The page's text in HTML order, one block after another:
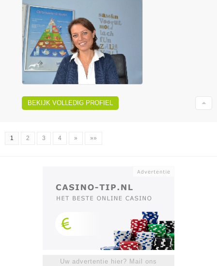
BEKIJK VOLLEDIG PROFIEL
1 2 3 4 » »»
Uw advertentie hier? Mail ons